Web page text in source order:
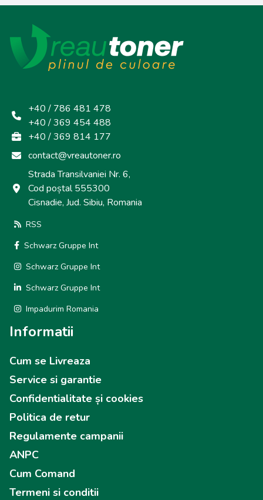
+40 / 786 481 478
+40 / 369 454 488
+40 / 369 814 177
contact@vreautoner.ro
Strada Transilvaniei Nr. 6,
Cod poștal 555300
Cisnadie, Jud. Sibiu, Romania
RSS
Schwarz Gruppe Int
Schwarz Gruppe Int
Schwarz Gruppe Int
Impadurim Romania
Informatii
Cum se Livreaza
Service si garantie
Confidentialitate și cookies
Politica de retur
Regulamente campanii
ANPC
Cum Comand
Termeni si conditii